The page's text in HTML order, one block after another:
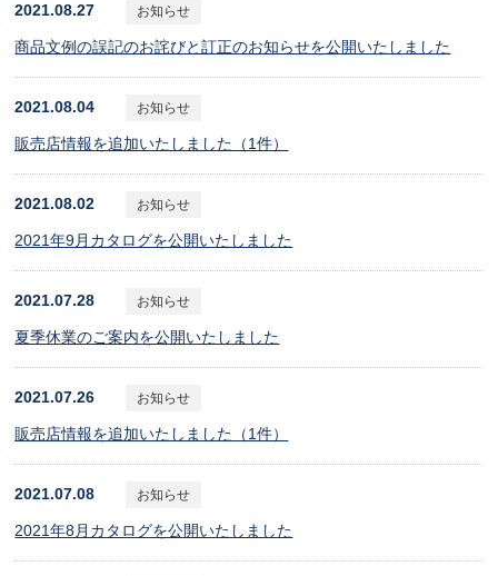
2021.08.27 お知らせ
商品文例の誤記のお詫びと訂正のお知らせを公開いたしました
2021.08.04 お知らせ
販売店情報を追加いたしました（1件）
2021.08.02 お知らせ
2021年9月カタログを公開いたしました
2021.07.28 お知らせ
夏季休業のご案内を公開いたしました
2021.07.26 お知らせ
販売店情報を追加いたしました（1件）
2021.07.08 お知らせ
2021年8月カタログを公開いたしました